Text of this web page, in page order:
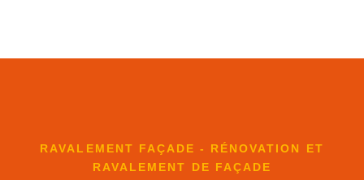
RAVALEMENT FAÇADE - RÉNOVATION ET
RAVALEMENT DE FAÇADE